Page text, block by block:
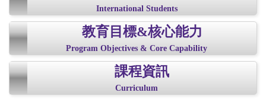
International Students
教育目標&核心能力
Program Objectives & Core Capability
課程資訊
Curriculum